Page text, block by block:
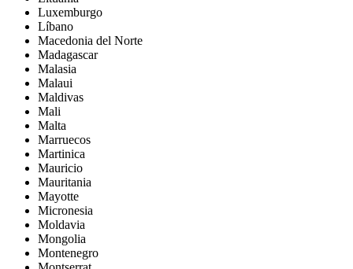
Luxemburgo
Líbano
Macedonia del Norte
Madagascar
Malasia
Malaui
Maldivas
Mali
Malta
Marruecos
Martinica
Mauricio
Mauritania
Mayotte
Micronesia
Moldavia
Mongolia
Montenegro